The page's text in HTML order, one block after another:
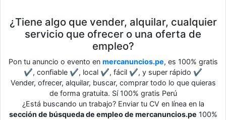
¿Tiene algo que vender, alquilar, cualquier
servicio que ofrecer o una oferta de
empleo?
Pon tu anuncio o evento en mercanuncios.pe, es 100% gratis
✔, confiable ✔, local ✔, fácil ✔, y super rápido ✔
Vender, ofrecer, alquilar, buscar, comprar todo lo que quieras
de forma gratuita. Sí 100% gratis Perú
¿Está buscando un trabajo? Enviar tu CV en línea en la
sección de búsqueda de empleo de mercanuncios.pe 100%